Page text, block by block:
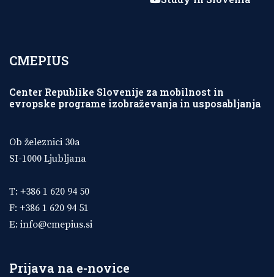
CMEPIUS
Center Republike Slovenije za mobilnost in
evropske programe izobraževanja in usposabljanja
Ob železnici 30a
SI-1000 Ljubljana
T: +386 1 620 94 50
F: +386 1 620 94 51
E: info@cmepius.si
Prijava na e-novice